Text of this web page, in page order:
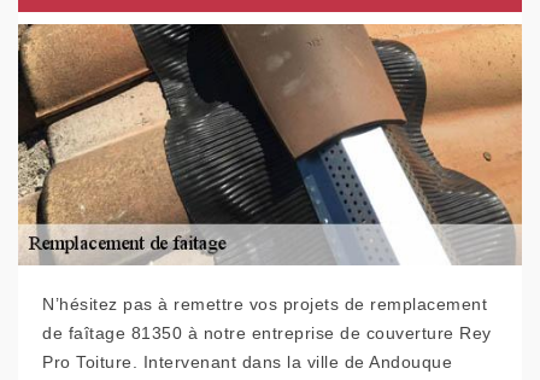
N’hésitez pas à remettre vos projets de remplacement
de faîtage 81350 à notre entreprise de couverture Rey
Pro Toiture. Intervenant dans la ville de Andouque